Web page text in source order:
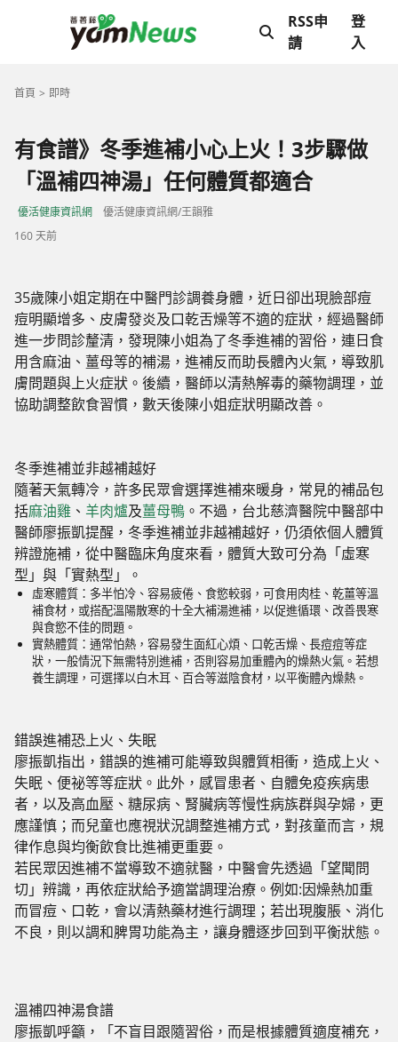
RSS申
請
登
入
首頁 即時
有食譜》冬季進補小心上火！3步驟做
「溫補四神湯」任何體質都適合
優活健康資訊網
優活健康資訊網/王韻雅
160 天前
35歲陳小姐定期在中醫門診調養身體，近日卻出現臉部痘
痘明顯增多、皮膚發炎及口乾舌燥等不適的症狀，經過醫師
進一步問診釐清，發現陳小姐為了冬季進補的習俗，連日食
用含麻油、薑母等的補湯，進補反而助長體內火氣，導致肌
膚問題與上火症狀。後續，醫師以清熱解毒的藥物調理，並
協助調整飲食習慣，數天後陳小姐症狀明顯改善。
冬季進補並非越補越好
隨著天氣轉冷，許多民眾會選擇進補來暖身，常見的補品包
括麻油雞 、 羊肉爐及薑母鴨 。不過，台北慈濟醫院中醫部中
醫師廖振凱提醒，冬季進補並非越補越好，仍須依個人體質
辨證施補，從中醫臨床角度來看，體質大致可分為「虛寒
型」與「實熱型」。
虛寒體質： 多半怕冷、容易疲倦、食慾較弱，可食用肉桂、乾薑等溫
補食材，或搭配溫陽散寒的十全大補湯進補，以促進循環、改善畏寒
與食慾不佳的問題。
實熱體質： 通常怕熱，容易發生面紅心煩、口乾舌燥、長痘痘等症
狀，一般情況下無需特別進補，否則容易加重體內的燥熱火氣。若想
養生調理，可選擇以白木耳、百合等滋陰食材，以平衡體內燥熱。
錯誤進補恐上火、失眠
廖振凱指出， 錯誤的進補可能導致與體質相衝，造成上火、
失眠、便祕等等症狀。 此外，感冒患者、自體免疫疾病患
者，以及高血壓、糖尿病、腎臟病等慢性病族群與孕婦，更
應謹慎；而兒童也應視狀況調整進補方式，對孩童而言，規
律作息與均衡飲食比進補更重要。
若民眾因進補不當導致不適就醫，中醫會先透過「望聞問
切」辨識，再依症狀給予適當調理治療。例如:因燥熱加重
而冒痘、口乾，會以清熱藥材進行調理；若出現腹脹、消化
不良，則以調和脾胃功能為主，讓身體逐步回到平衡狀態。
溫補四神湯食譜
廖振凱呼籲，「不盲目跟隨習俗，而是根據體質適度補充，